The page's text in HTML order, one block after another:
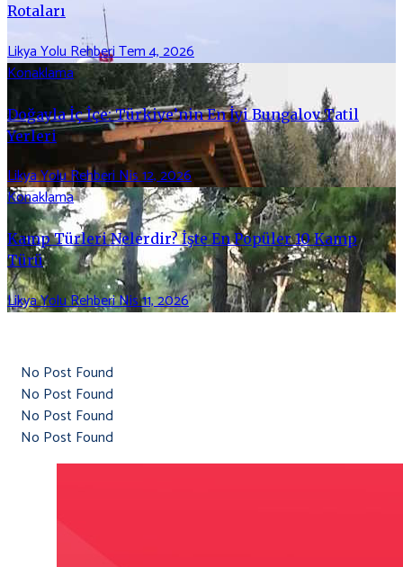
Rotaları
Likya Yolu RehberiTem 4, 2026
Konaklama
Doğayla İç İçe: Türkiye’nin En İyi Bungalov Tatil
Yerleri
Likya Yolu RehberiNis 12, 2026
Konaklama
Kamp Türleri Nelerdir? İşte En Popüler 10 Kamp
Türü
Likya Yolu RehberiNis 11, 2026
No Post Found
No Post Found
No Post Found
No Post Found